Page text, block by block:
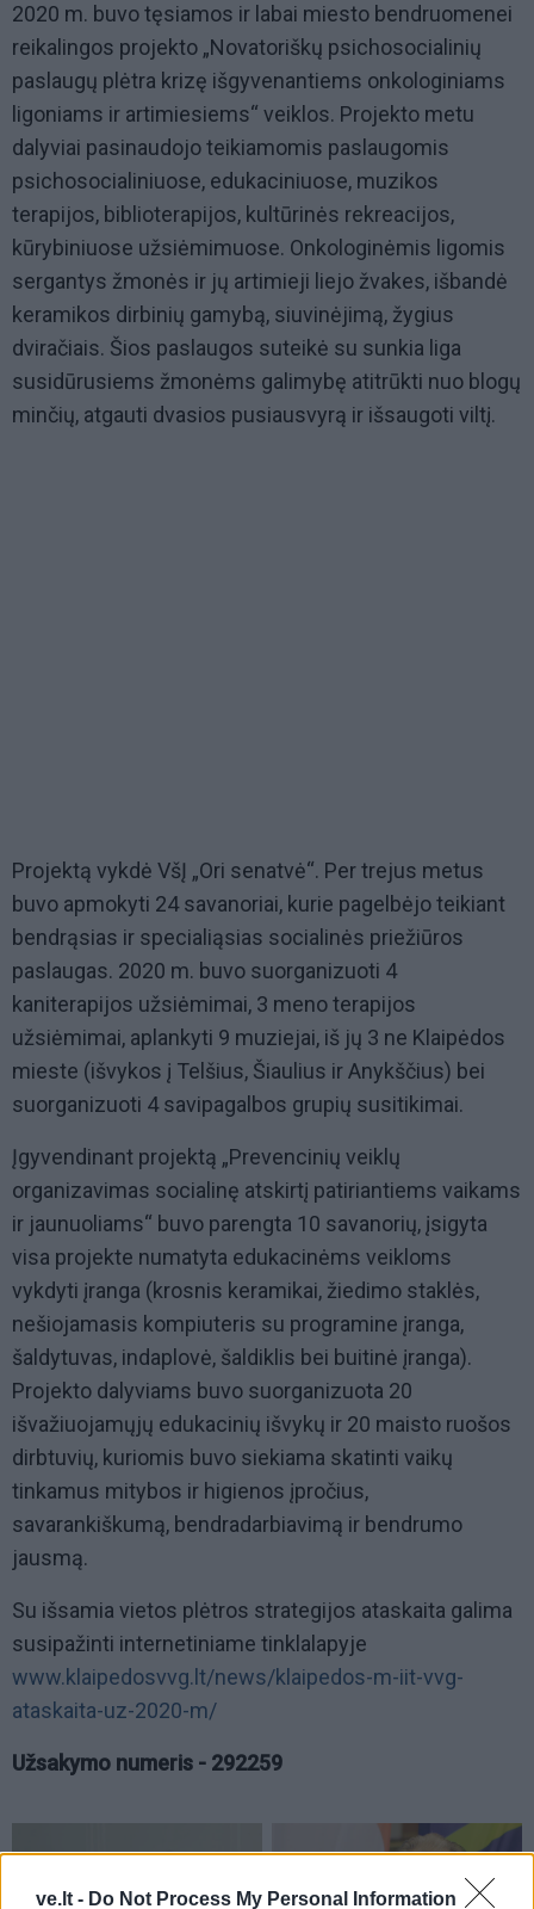
ve.lt - Do Not Process My Personal Information
2020 m. buvo tęsiamos ir labai miesto bendruomenei
reikalingos projekto „Novatoriškų psichosocialinių
paslaugų plėtra krizę išgyvenantiems onkologiniams
ligoniams ir artimiesiems“ veiklos. Projekto metu
dalyviai pasinaudojo teikiamomis paslaugomis
psichosocialiniuose, edukaciniuose, muzikos
terapijos, biblioterapijos, kultūrinės rekreacijos,
kūrybiniuose užsiėmimuose. Onkologinėmis ligomis
sergantys žmonės ir jų artimieji liejo žvakes, išbandė
keramikos dirbinių gamybą, siuvinėjimą, žygius
dviračiais. Šios paslaugos suteikė su sunkia liga
susidūrusiems žmonėms galimybę atitrūkti nuo blogų
minčių, atgauti dvasios pusiausvyrą ir išsaugoti viltį.
Projektą vykdė VšĮ „Ori senatvė“. Per trejus metus
buvo apmokyti 24 savanoriai, kurie pagelbėjo teikiant
bendrąsias ir specialiąsias socialinės priežiūros
paslaugas. 2020 m. buvo suorganizuoti 4
kaniterapijos užsiėmimai, 3 meno terapijos
užsiėmimai, aplankyti 9 muziejai, iš jų 3 ne Klaipėdos
mieste (išvykos į Telšius, Šiaulius ir Anykščius) bei
suorganizuoti 4 savipagalbos grupių susitikimai.
Įgyvendinant projektą „Prevencinių veiklų
organizavimas socialinę atskirtį patiriantiems vaikams
ir jaunuoliams“ buvo parengta 10 savanorių, įsigyta
visa projekte numatyta edukacinėms veikloms
vykdyti įranga (krosnis keramikai, žiedimo staklės,
nešiojamasis kompiuteris su programine įranga,
šaldytuvas, indaplovė, šaldiklis bei buitinė įranga).
Projekto dalyviams buvo suorganizuota 20
išvažiuojamųjų edukacinių išvykų ir 20 maisto ruošos
dirbtuvių, kuriomis buvo siekiama skatinti vaikų
tinkamus mitybos ir higienos įpročius,
savarankiškumą, bendradarbiavimą ir bendrumo
jausmą.
Su išsamia vietos plėtros strategijos ataskaita galima
susipažinti internetiniame tinklalapyje
www.klaipedosvvg.lt/news/klaipedos-m-iit-vvg-
ataskaita-uz-2020-m/
Užsakymo numeris - 292259